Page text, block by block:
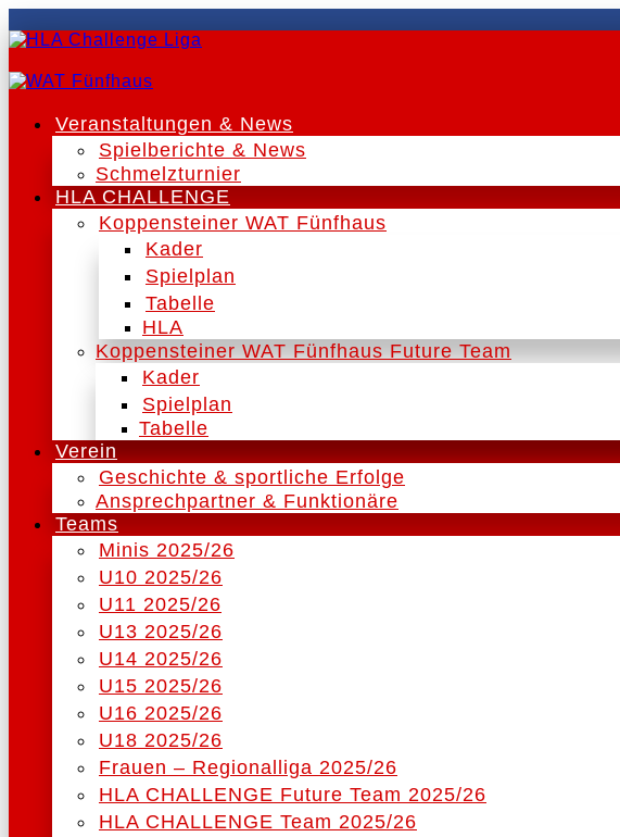
Veranstaltungen & News
Spielberichte & News
Schmelzturnier
HLA CHALLENGE
Koppensteiner WAT Fünfhaus
Kader
Spielplan
Tabelle
HLA
Koppensteiner WAT Fünfhaus Future Team
Kader
Spielplan
Tabelle
Verein
Geschichte & sportliche Erfolge
Ansprechpartner & Funktionäre
Teams
Minis 2025/26
U10 2025/26
U11 2025/26
U13 2025/26
U14 2025/26
U15 2025/26
U16 2025/26
U18 2025/26
Frauen – Regionalliga 2025/26
HLA CHALLENGE Future Team 2025/26
HLA CHALLENGE Team 2025/26